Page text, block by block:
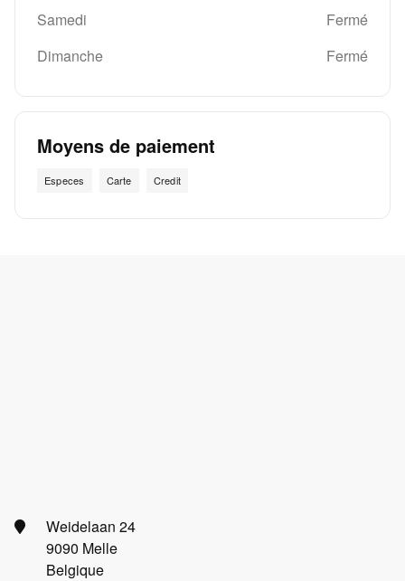
Samedi
Fermé
Dimanche
Fermé
Moyens de paiement
Especes Carte Credit
Weidelaan 24
9090 Melle
Belgique